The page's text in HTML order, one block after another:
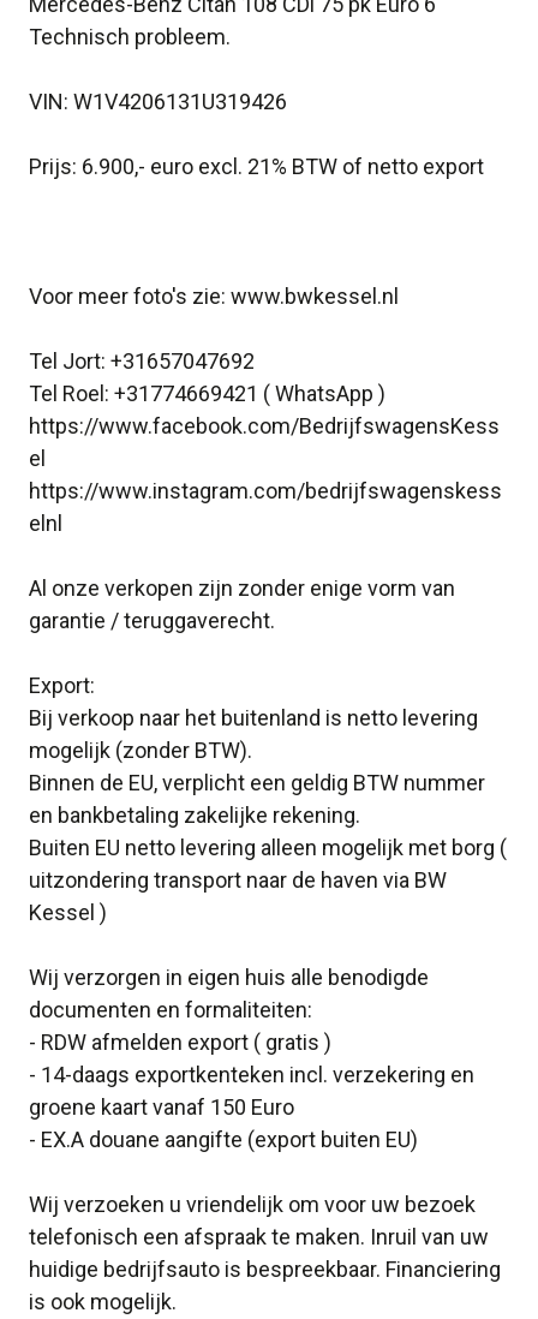
Technisch probleem.
VIN: W1V4206131U319426
Prijs: 6.900,- euro excl. 21% BTW of netto export
Voor meer foto's zie: www.bwkessel.nl
Tel Jort: +31657047692
Tel Roel: +31774669421 ( WhatsApp )
https://www.facebook.com/BedrijfswagensKess
el
https://www.instagram.com/bedrijfswagenskess
elnl
Al onze verkopen zijn zonder enige vorm van
garantie / teruggaverecht.
Export:
Bij verkoop naar het buitenland is netto levering
mogelijk (zonder BTW).
Binnen de EU, verplicht een geldig BTW nummer
en bankbetaling zakelijke rekening.
Buiten EU netto levering alleen mogelijk met borg (
uitzondering transport naar de haven via BW
Kessel )
Wij verzorgen in eigen huis alle benodigde
documenten en formaliteiten:
- RDW afmelden export ( gratis )
- 14-daags exportkenteken incl. verzekering en
groene kaart vanaf 150 Euro
- EX.A douane aangifte (export buiten EU)
Wij verzoeken u vriendelijk om voor uw bezoek
telefonisch een afspraak te maken. Inruil van uw
huidige bedrijfsauto is bespreekbaar. Financiering
is ook mogelijk.